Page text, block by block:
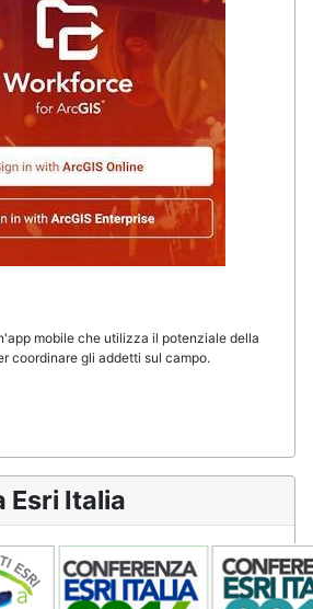
mobile che utilizza il potenziale della
coordinare gli addetti sul campo.
Esri Italia